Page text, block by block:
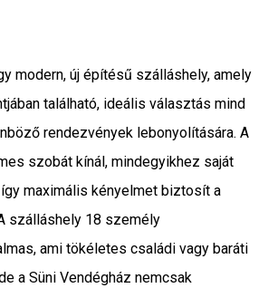
modern, új építésű szálláshely, amely
található, ideális választás mind
rendezvények lebonyolítására. A
szobát kínál, mindegyikhez saját
maximális kényelmet biztosít a
szálláshely 18 személy
ami tökéletes családi vagy baráti
a Süni Vendégház nemcsak